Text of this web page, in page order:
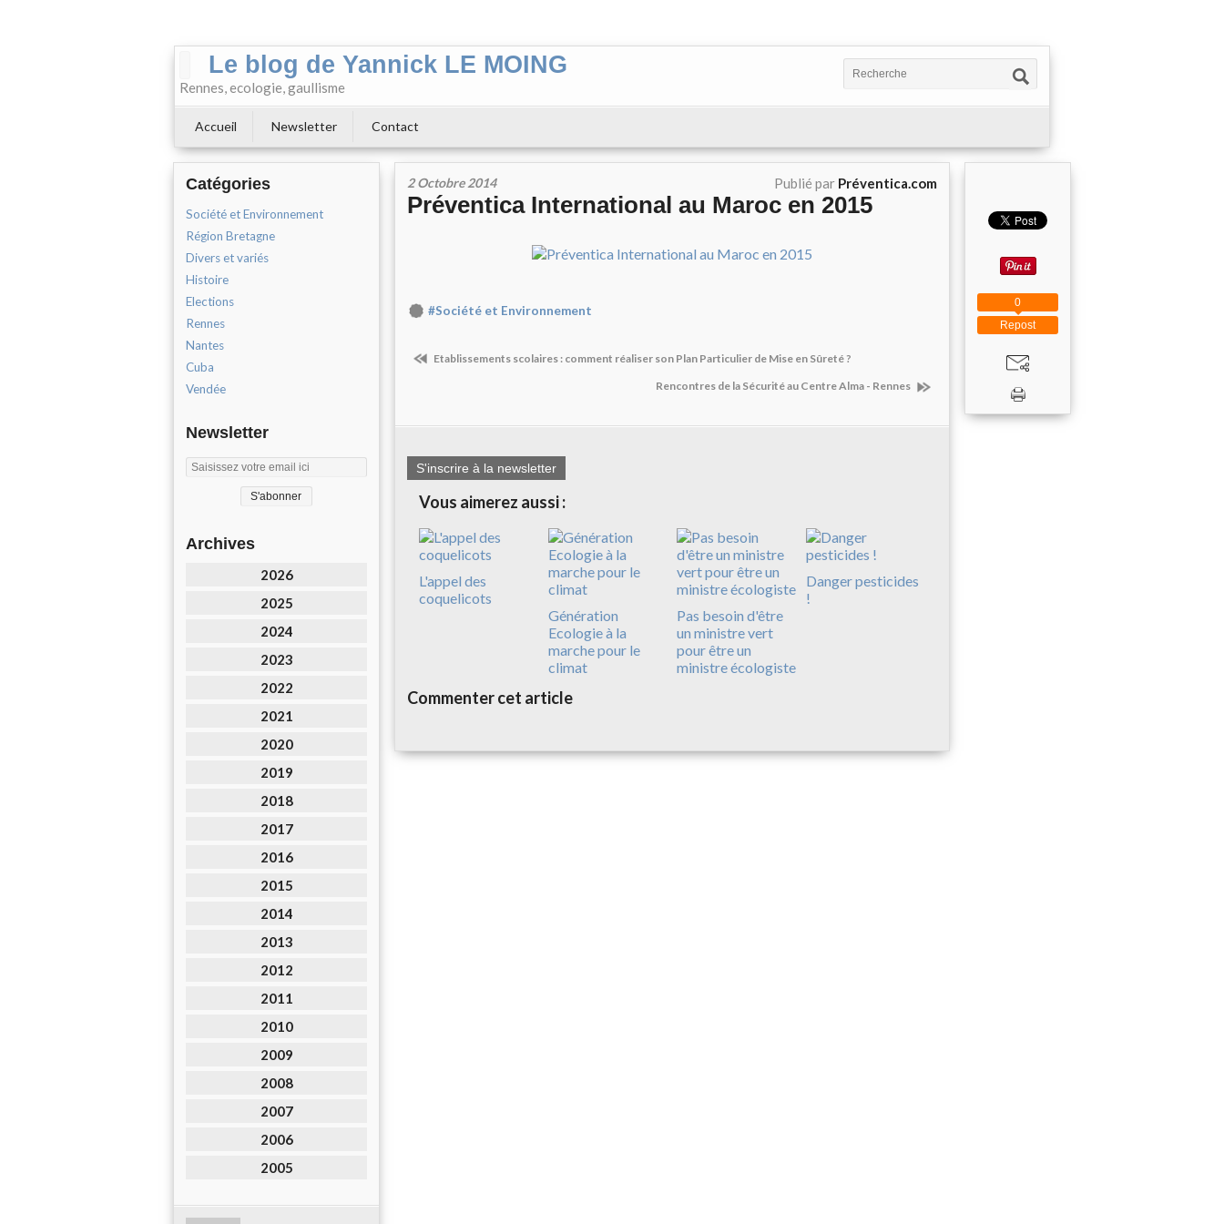
Le blog de Yannick LE MOING
Rennes, ecologie, gaullisme
Accueil Newsletter Contact
Catégories
Société et Environnement
Région Bretagne
Divers et variés
Histoire
Elections
Rennes
Nantes
Cuba
Vendée
Newsletter
Archives
2026
2025
2024
2023
2022
2021
2020
2019
2018
2017
2016
2015
2014
2013
2012
2011
2010
2009
2008
2007
2006
2005
2 Octobre 2014 Publié par Préventica.com
Préventica International au Maroc en 2015
#Société et Environnement
Etablissements scolaires : comment réaliser son Plan Particulier de Mise en Sûreté ?
Rencontres de la Sécurité au Centre Alma - Rennes
S'inscrire à la newsletter
Vous aimerez aussi :
L'appel des
coquelicots
Génération
Ecologie à la
marche pour le
climat
Pas besoin d'être
un ministre vert
pour être un
ministre écologiste
Danger pesticides
!
Commenter cet article
Repost
0